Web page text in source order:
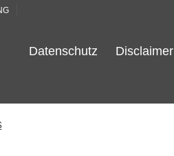
Datenschutz Disclaimer